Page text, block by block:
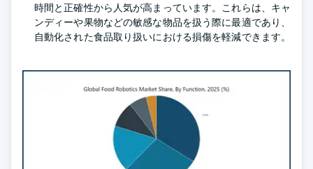
時間と正確性から人気が高まっています。これらは、キャ
ンディーや果物などの敏感な物品を扱う際に最適であり、
自動化された食品取り扱いにおける損傷を軽減できます。